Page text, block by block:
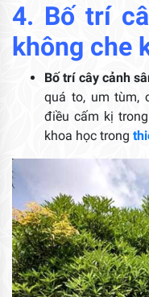
4. Bố trí
không che
Bố trí cây cảnh
quá to, um tùm,
điều cấm kị
khoa học trong